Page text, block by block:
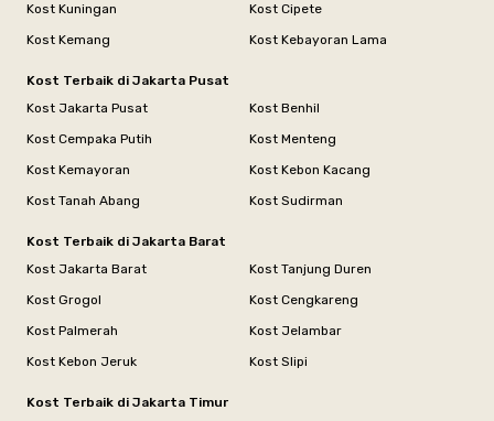
Kost Kuningan
Kost Cipete
Kost Kemang
Kost Kebayoran Lama
Kost Terbaik di Jakarta Pusat
Kost Jakarta Pusat
Kost Benhil
Kost Cempaka Putih
Kost Menteng
Kost Kemayoran
Kost Kebon Kacang
Kost Tanah Abang
Kost Sudirman
Kost Terbaik di Jakarta Barat
Kost Jakarta Barat
Kost Tanjung Duren
Kost Grogol
Kost Cengkareng
Kost Palmerah
Kost Jelambar
Kost Kebon Jeruk
Kost Slipi
Kost Terbaik di Jakarta Timur